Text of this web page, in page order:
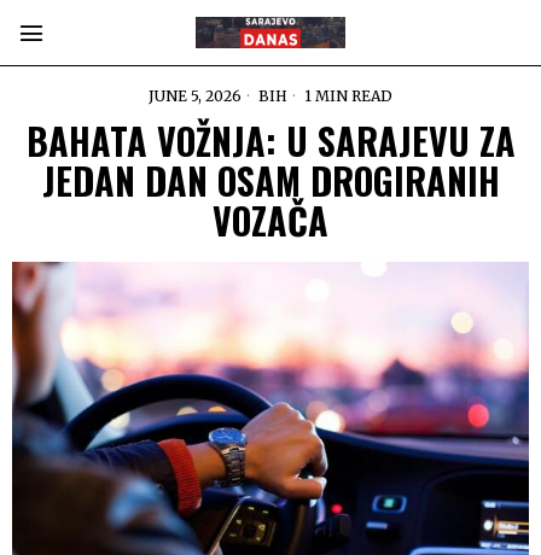
JUNE 5, 2026 BIH 1 MIN READ
BAHATA VOŽNJA: U SARAJEVU ZA
JEDAN DAN OSAM DROGIRANIH
VOZAČA